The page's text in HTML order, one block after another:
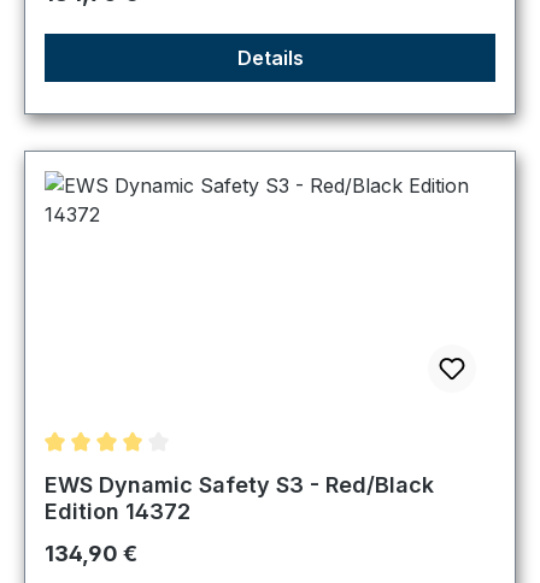
Details
Durchschnittliche Bewertung von 4 von 5 Sternen
EWS Dynamic Safety S3 - Red/Black
Edition 14372
Regulärer Preis:
134,90 €